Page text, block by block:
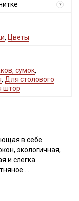
?
, Цветы
сумок,
, Для столового
штор
в себе
экологичная,
и слегка